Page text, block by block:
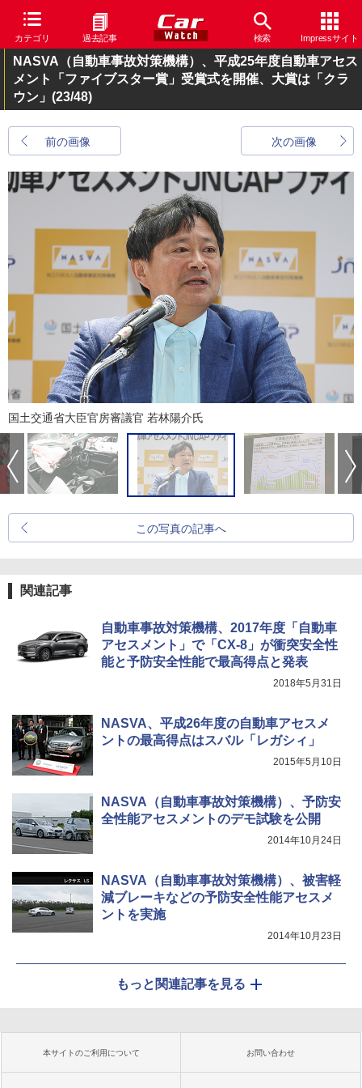
カテゴリ 過去記事 検索 Impressサイト
NASVA（自動車事故対策機構）、平成25年度自動車アセス
メント「ファイブスター賞」受賞式を開催、大賞は「クラ
ウン」 (23/48)
前の画像 次の画像
国土交通省大臣官房審議官 若林陽介氏
この写真の記事へ
関連記事
自動車事故対策機構、2017年度「自動車
アセスメント」で「CX-8」が衝突安全性
能と予防安全性能で最高得点と発表
2018年5月31日
NASVA、平成26年度の自動車アセスメ
ントの最高得点はスバル「レガシィ」
2015年5月10日
NASVA（自動車事故対策機構）、予防安
全性能アセスメントのデモ試験を公開
2014年10月24日
NASVA（自動車事故対策機構）、被害軽
減ブレーキなどの予防安全性能アセスメ
ントを実施
2014年10月23日
もっと関連記事を見る
本サイトのご利用について お問い合わせ